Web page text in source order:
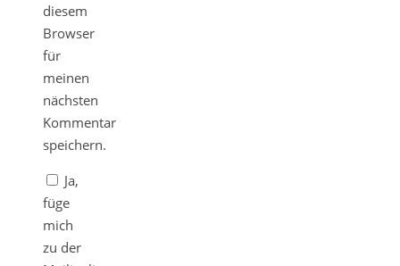
diesem
Browser
für
meinen
nächsten
Kommentar
speichern.
Ja,
füge
mich
zu der